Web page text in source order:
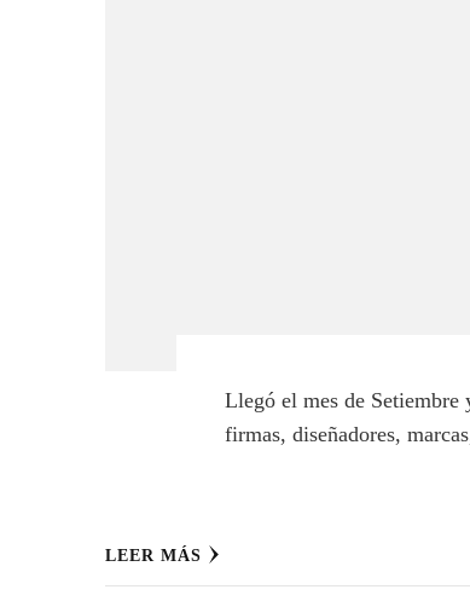
Llegó el mes de Setiembre
firmas, diseñadores,
LEER MÁS